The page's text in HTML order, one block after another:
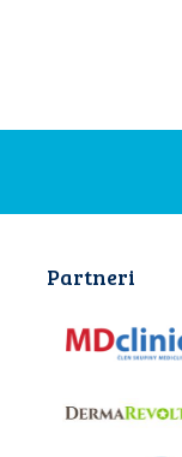
Partneri